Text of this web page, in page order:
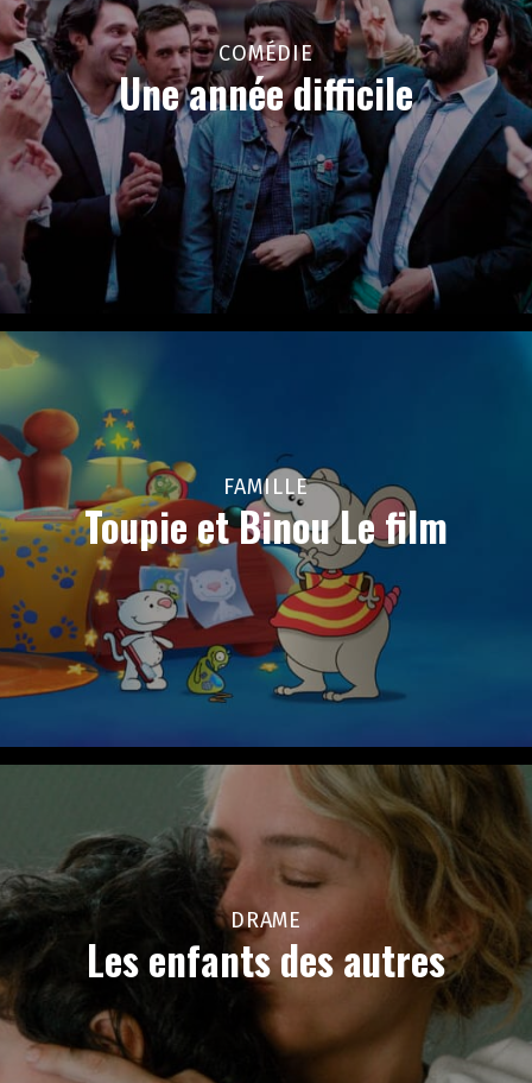
COMÉDIE
Une année difficile
FAMILLE
Toupie et Binou Le film
DRAME
Les enfants des autres